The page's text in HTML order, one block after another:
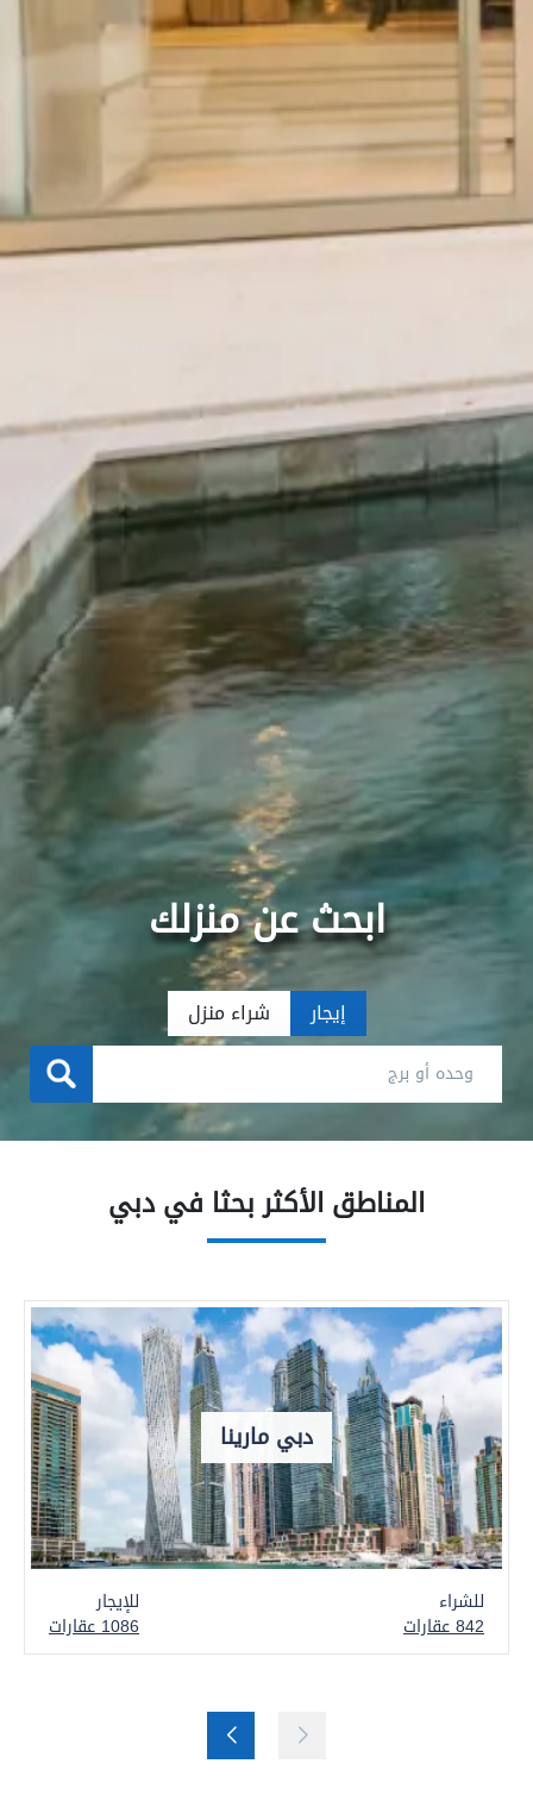
ابحث عن منزلك
إيجار شراء منزل
المناطق الأكثر بحثا في دبي
دبي مارينا
للشراء
842 عقارات
للإيجار
1086 عقارات